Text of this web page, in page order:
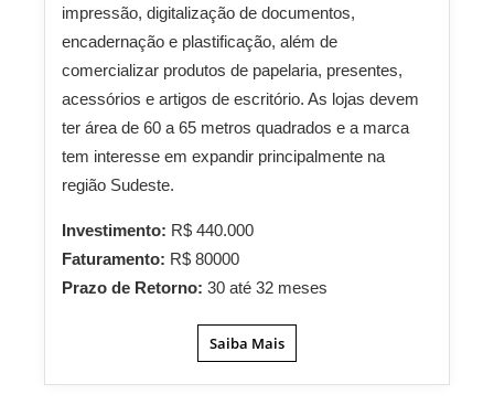
impressão, digitalização de documentos,
encadernação e plastificação, além de
comercializar produtos de papelaria, presentes,
acessórios e artigos de escritório. As lojas devem
ter área de 60 a 65 metros quadrados e a marca
tem interesse em expandir principalmente na
região Sudeste.
Investimento: R$ 440.000
Faturamento: R$ 80000
Prazo de Retorno: 30 até 32 meses
Saiba Mais